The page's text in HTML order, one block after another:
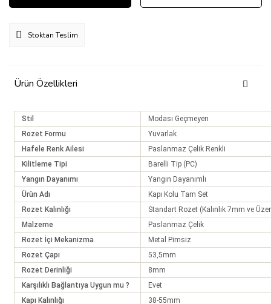
Stoktan Teslim
Ürün Özellikleri
Stil
Modası Geçmeyen
Rozet Formu
Yuvarlak
Hafele Renk Ailesi
Paslanmaz Çelik Renkli
Kilitleme Tipi
Barelli Tip (PC)
Yangın Dayanımı
Yangın Dayanımlı
Ürün Adı
Kapı Kolu Tam Set
Rozet Kalınlığı
Standart Rozet (Kalınlık 7mm ve
Malzeme
Paslanmaz Çelik
Rozet İçi Mekanizma
Metal Pimsiz
Rozet Çapı
53,5mm
Rozet Derinliği
8mm
Karşılıklı Bağlantıya Uygun mu ?
Evet
Kapı Kalınlığı
38-55mm